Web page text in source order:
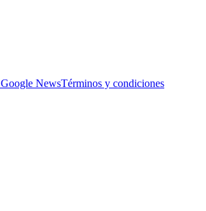
Google NewsTérminos y condiciones